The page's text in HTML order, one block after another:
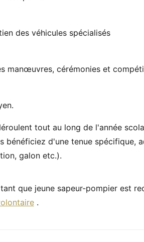
des véhicules spécialisés
manœuvres, cérémonies et
tout au long de l'année
bénéficiez d'une tenue spécifique,
galon etc.).
que jeune sapeur-pompier est
.